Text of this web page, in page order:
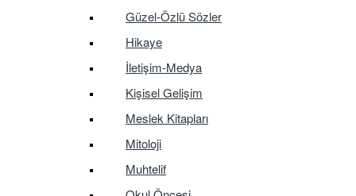
Güzel-Özlü Sözler
Hikaye
İletişim-Medya
Kişisel Gelişim
Meslek Kitapları
Mitoloji
Muhtelif